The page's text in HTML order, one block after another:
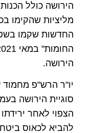
הירושה כולל הכנות
מליציות שהקימו
החדשות שקמו
החומות" במאי
הירושה.
יו"ר הרש"פ
סוגיית הירושה
הצפוי לאחר
להביא לכאוס